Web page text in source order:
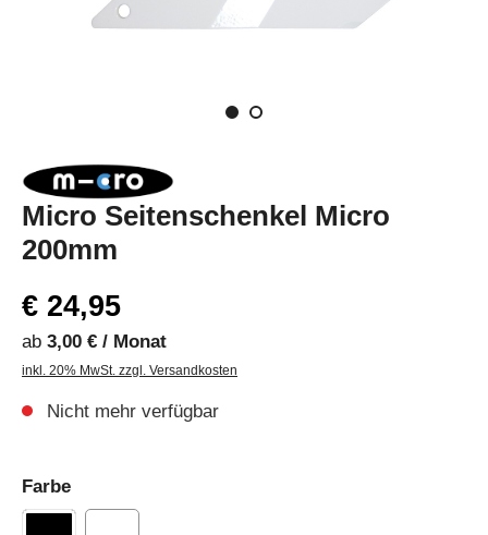
Micro Seitenschenkel Micro
200mm
€ 24,95
ab 3,00 € / Monat
inkl. 20% MwSt. zzgl. Versandkosten
Nicht mehr verfügbar
Farbe